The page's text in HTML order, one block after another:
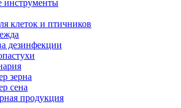
инструменты
клеток и птичников
дезинфекции
зерна
сена
продукция